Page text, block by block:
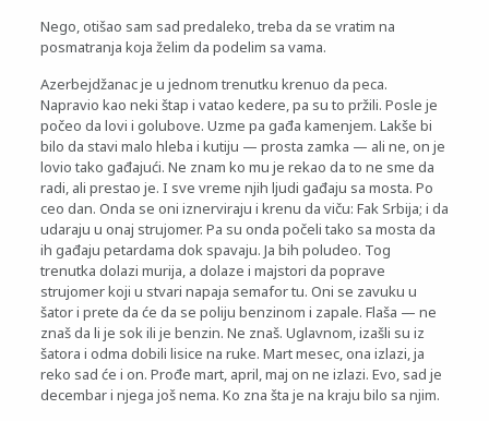
Nego, otišao sam sad predaleko, treba da se vratim na
posmatranja koja želim da podelim sa vama.
Azerbejdžanac je u jednom trenutku krenuo da peca.
Napravio kao neki štap i vatao kedere, pa su to pržili. Posle je
počeo da lovi i golubove. Uzme pa gađa kamenjem. Lakše bi
bilo da stavi malo hleba i kutiju — prosta zamka — ali ne, on je
lovio tako gađajući. Ne znam ko mu je rekao da to ne sme da
radi, ali prestao je. I sve vreme njih ljudi gađaju sa mosta. Po
ceo dan. Onda se oni iznerviraju i krenu da viču: Fak Srbija; i da
udaraju u onaj strujomer. Pa su onda počeli tako sa mosta da
ih gađaju petardama dok spavaju. Ja bih poludeo. Tog
trenutka dolazi murija, a dolaze i majstori da poprave
strujomer koji u stvari napaja semafor tu. Oni se zavuku u
šator i prete da će da se poliju benzinom i zapale. Flaša — ne
znaš da li je sok ili je benzin. Ne znaš. Uglavnom, izašli su iz
šatora i odma dobili lisice na ruke. Mart mesec, ona izlazi, ja
reko sad će i on. Prođe mart, april, maj on ne izlazi. Evo, sad je
decembar i njega još nema. Ko zna šta je na kraju bilo sa njim.